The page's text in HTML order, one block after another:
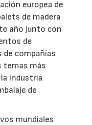
europea de
de madera
año junto con
de
compañías
temas más
industria
de
mundiales